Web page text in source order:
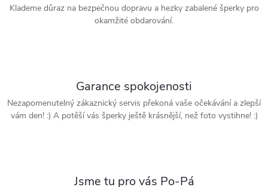
Klademe důraz na bezpečnou dopravu a hezky zabalené šperky pro
okamžité obdarování.
Garance spokojenosti
Nezapomenutelný zákaznický servis překoná vaše očekávání a zlepší
vám den! :) A potěší vás šperky ještě krásnější, než foto vystihne! :)
Jsme tu pro vás Po-Pá